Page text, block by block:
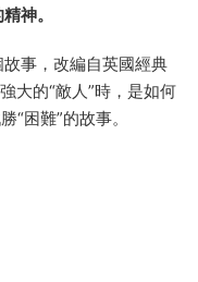
神。
故事，改編自英國經典
大的“敵人”時，是如何
“困難”的故事。